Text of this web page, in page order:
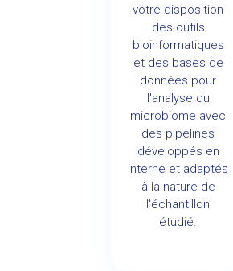
votre disposition
des outils
bioinformatiques
et des bases de
données pour
l'analyse du
microbiome avec
des pipelines
développés en
interne et adaptés
à la nature de
l'échantillon
étudié.